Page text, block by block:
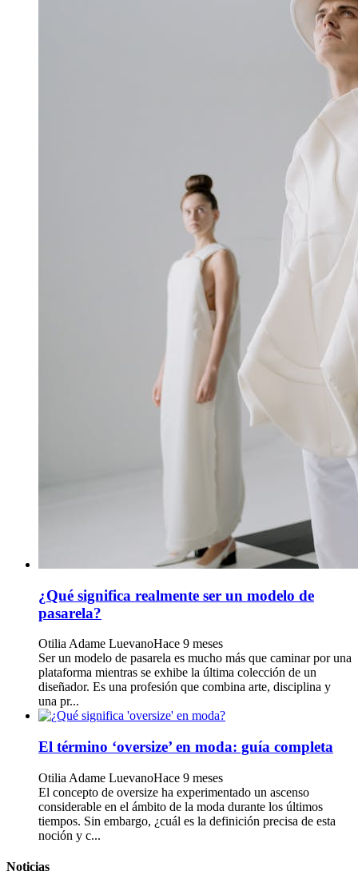
¿Qué significa realmente ser un modelo de
pasarela?
Otilia Adame LuevanoHace 9 meses
Ser un modelo de pasarela es mucho más que caminar por una
plataforma mientras se exhibe la última colección de un
diseñador. Es una profesión que combina arte, disciplina y
una pr...
El término ‘oversize’ en moda: guía completa
Otilia Adame LuevanoHace 9 meses
El concepto de oversize ha experimentado un ascenso
considerable en el ámbito de la moda durante los últimos
tiempos. Sin embargo, ¿cuál es la definición precisa de esta
noción y c...
Noticias